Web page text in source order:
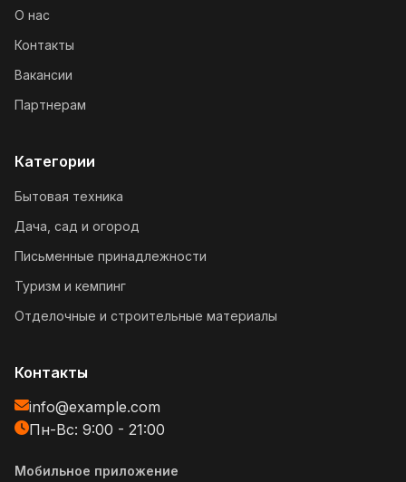
О нас
Контакты
Вакансии
Партнерам
Категории
Бытовая техника
Дача, сад и огород
Письменные принадлежности
Туризм и кемпинг
Отделочные и строительные материалы
Контакты
info@example.com
Пн-Вс: 9:00 - 21:00
Мобильное приложение